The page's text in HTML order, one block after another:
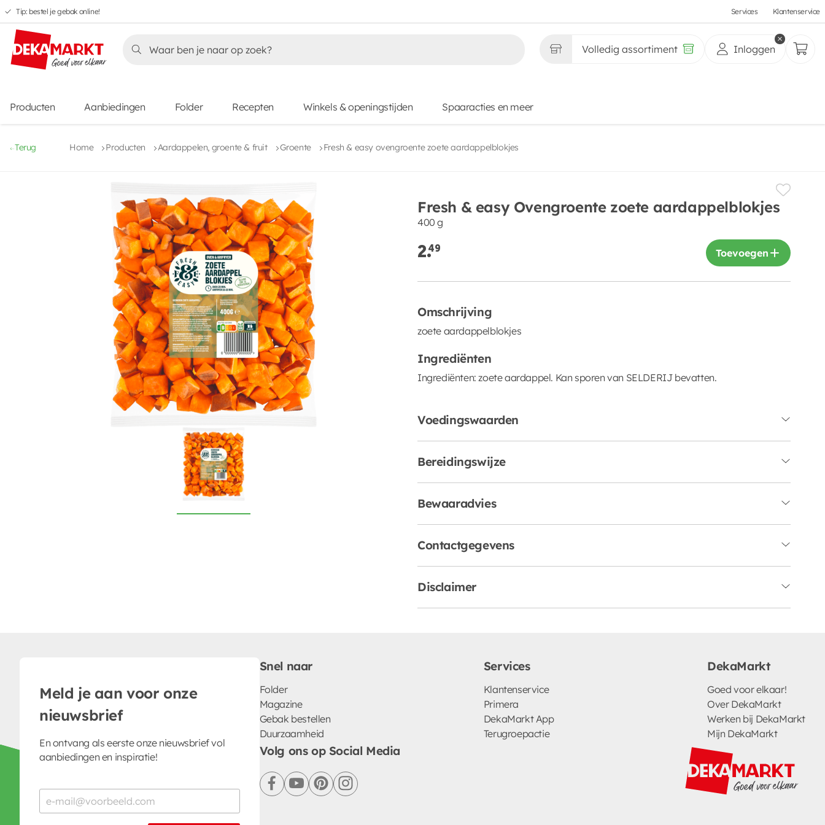
Overslaan
naar
hoofdnavigatie
Overslaan
naar
hoofdinhoud
Overslaan
naar
voettekstinhoud
Overslaan
naar
aanbiedingen
Tip: bestel je gebak online! Services Klantenservice
Volledig assortiment Inloggen
Producten Aanbiedingen Folder Recepten Winkels & openingstijden Spaaracties en meer
Terug Home Producten Aardappelen, groente & fruit Groente Fresh & easy ovengroente zoete aardappelblokjes
Fresh & easy Ovengroente zoete aardappelblokjes
400 g
2.49 Toevoegen
Omschrijving
zoete aardappelblokjes
Ingrediënten
Ingrediënten: zoete aardappel. Kan sporen van SELDERIJ bevatten.
Voedingswaarden
Bereidingswijze
Bewaaradvies
Contactgegevens
Disclaimer
Meld je aan voor onze
nieuwsbrief
En ontvang als eerste onze nieuwsbrief vol
aanbiedingen en inspiratie!
Snel naar
Folder
Magazine
Gebak bestellen
Duurzaamheid
Services
Klantenservice
Primera
DekaMarkt App
Terugroepactie
DekaMarkt
Goed voor elkaar!
Over DekaMarkt
Werken bij DekaMarkt
Mijn DekaMarkt
Volg ons op Social Media
facebookyoutubepinterestinstagram